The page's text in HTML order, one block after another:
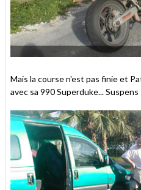
Mais la course n'est pas finie et
avec sa 990 Superduke... Suspens